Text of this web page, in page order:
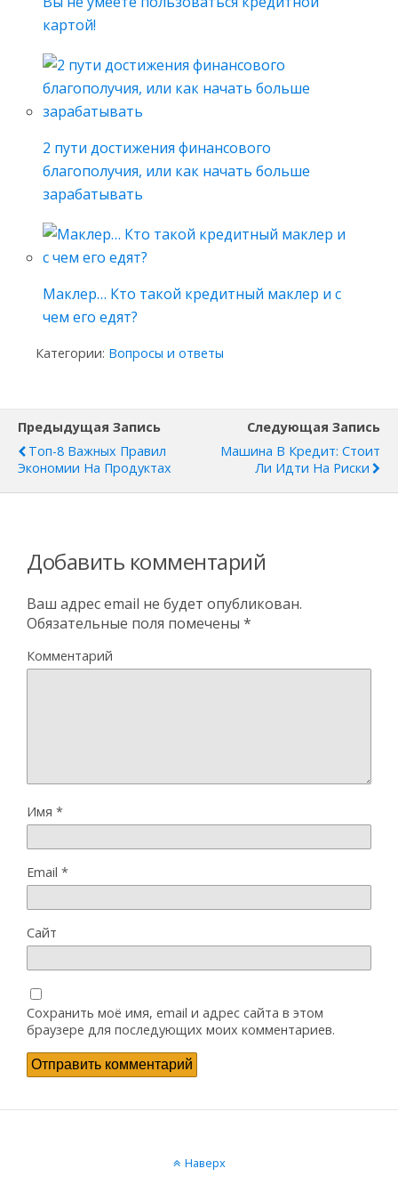
картой!
2 пути достижения финансового
благополучия, или как начать больше
зарабатывать
Маклер… Кто такой кредитный маклер и с
чем его едят?
Категории: Вопросы и ответы
Предыдущая Запись
Топ-8 Важных Правил
Экономии На Продуктах
Следующая Запись
Машина В Кредит: Стоит
Ли Идти На Риски
Добавить комментарий
Ваш адрес email не будет опубликован.
Обязательные поля помечены *
Комментарий
Имя *
Email *
Сайт
Сохранить моё имя, email и адрес сайта в этом
браузере для последующих моих комментариев.
Наверх